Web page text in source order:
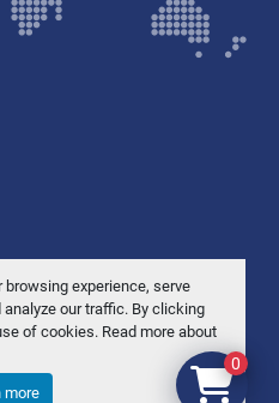
experience, serve
our traffic. By clicking
of cookies. Read more about
more
0